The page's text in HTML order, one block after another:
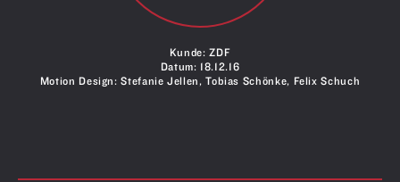
Kunde: ZDF
Datum: 18.12.16
Motion Design: Stefanie Jellen, Tobias Schönke, Felix Schuch